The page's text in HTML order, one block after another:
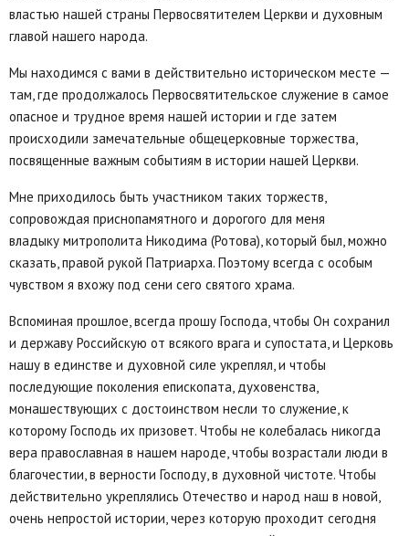
властью нашей страны Первосвятителем Церкви и духовным
главой нашего народа.
Мы находимся с вами в действительно историческом месте —
там, где продолжалось Первосвятительское служение в самое
опасное и трудное время нашей истории и где затем
происходили замечательные общецерковные торжества,
посвященные важным событиям в истории нашей Церкви.
Мне приходилось быть участником таких торжеств,
сопровождая приснопамятного и дорогого для меня
владыку митрополита Никодима (Ротова), который был, можно
сказать, правой рукой Патриарха. Поэтому всегда с особым
чувством я вхожу под сени сего святого храма.
Вспоминая прошлое, всегда прошу Господа, чтобы Он сохранил
и державу Российскую от всякого врага и супостата, и Церковь
нашу в единстве и духовной силе укреплял, и чтобы
последующие поколения епископата, духовенства,
монашествующих с достоинством несли то служение, к
которому Господь их призовет. Чтобы не колебалась никогда
вера православная в нашем народе, чтобы возрастали люди в
благочестии, в верности Господу, в духовной чистоте. Чтобы
действительно укреплялись Отечество и народ наш в новой,
очень непростой истории, через которую проходит сегодня